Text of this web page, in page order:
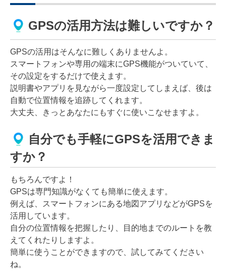
GPSの活用方法は難しいですか？
GPSの活用はそんなに難しくありませんよ。
スマートフォンや専用の端末にGPS機能がついていて、
その設定をするだけで使えます。
説明書やアプリを見ながら一度設定してしまえば、後は
自動で位置情報を追跡してくれます。
大丈夫、きっとあなたにもすぐに使いこなせますよ。
自分でも手軽にGPSを活用できま
すか？
もちろんですよ！
GPSは専門知識がなくても簡単に使えます。
例えば、スマートフォンにある地図アプリなどがGPSを
活用しています。
自分の位置情報を把握したり、目的地までのルートを教
えてくれたりしますよ。
簡単に使うことができますので、試してみてください
ね。